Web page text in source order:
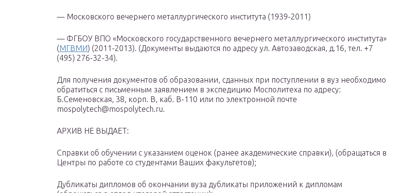
— Московского вечернего металлургического института (1939-2011)
— ФГБОУ ВПО «Московского государственного вечернего металлургического института»
(МГВМИ) (2011-2013). (Документы выдаются по адресу ул. Автозаводская, д.16, тел. +7
(495) 276-32-34).
Для получения документов об образовании, сданных при поступлении в вуз необходимо
обратиться с письменным заявлением в экспедицию Мосполитеха по адресу:
Б.Семеновская, 38, корп. В, каб. В-110 или по электронной почте
mospolytech@mospolytech.ru.
АРХИВ НЕ ВЫДАЕТ:
Справки об обучении с указанием оценок (ранее академические справки), (обращаться в
Центры по работе со студентами Ваших факультетов);
Дубликаты дипломов об окончании вуза дубликаты приложений к дипломам